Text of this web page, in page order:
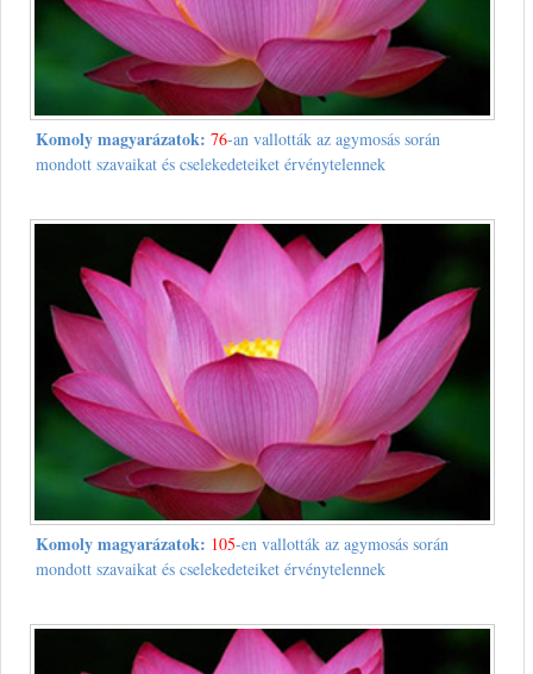
Komoly magyarázatok: 76-an vallották az agymosás során
mondott szavaikat és cselekedeteiket érvénytelennek
Komoly magyarázatok: 105-en vallották az agymosás során
mondott szavaikat és cselekedeteiket érvénytelennek